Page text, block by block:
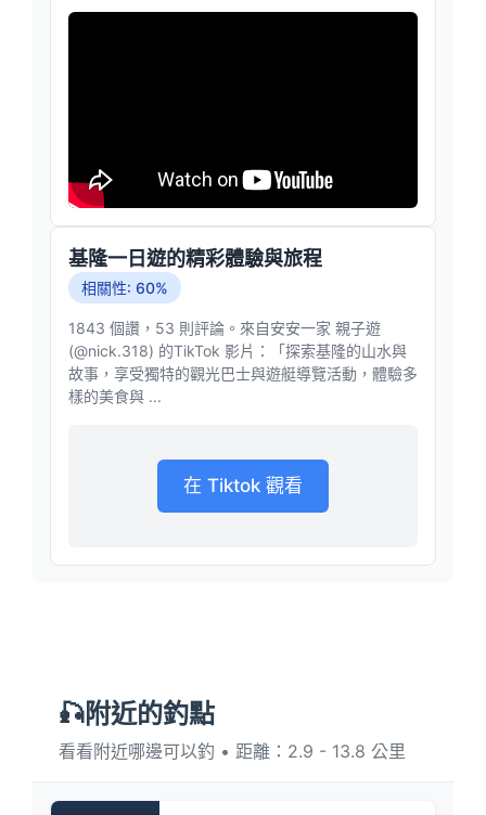
基隆一日遊的精彩體驗與旅程
相關性: 60%
1843 個讚，53 則評論。來自安安一家 親子遊
(@nick.318) 的TikTok 影片：「探索基隆的山水與
故事，享受獨特的觀光巴士與遊艇導覽活動，體驗多
樣的美食與 ...
在 Tiktok 觀看
🎣附近的釣點
看看附近哪邊可以釣 • 距離：2.9 - 13.8 公里